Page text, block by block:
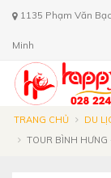
1135 Phạm Văn
Minh
TRANG CHỦ DU
TOUR BÌNH